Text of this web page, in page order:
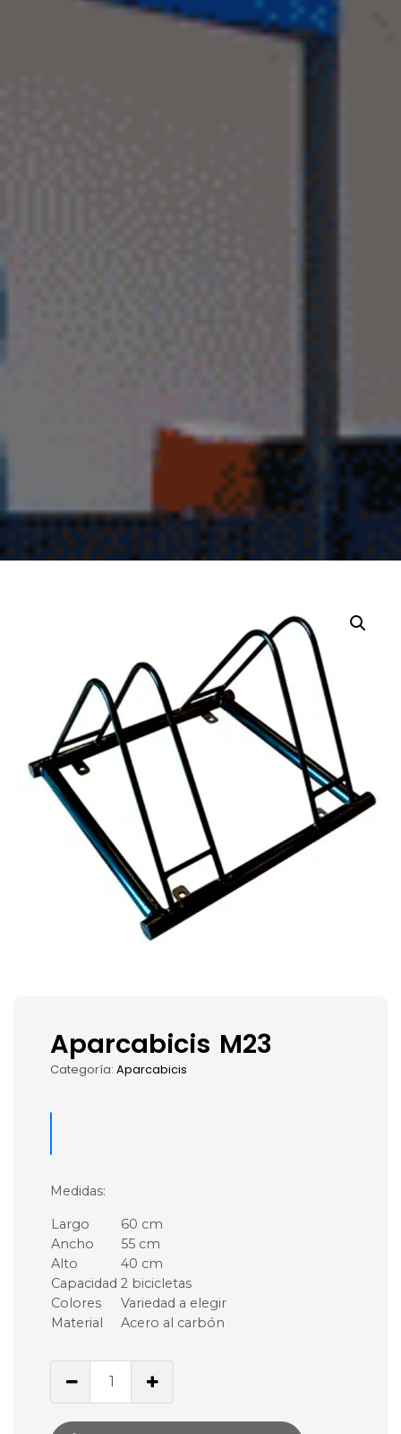
Aparcabicis M23
Categoría: Aparcabicis
Medidas:
Largo
60 cm
Ancho
55 cm
Alto
40 cm
Capacidad 2 bicicletas
Colores
Variedad a elegir
Material
Acero al carbón